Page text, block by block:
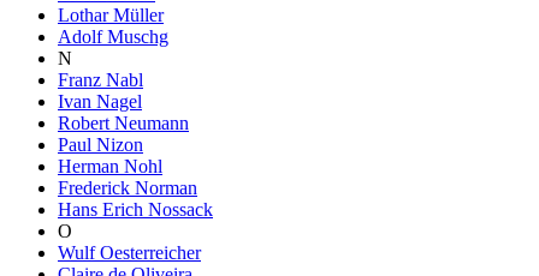
Lothar Müller
Adolf Muschg
N
Franz Nabl
Ivan Nagel
Robert Neumann
Paul Nizon
Herman Nohl
Frederick Norman
Hans Erich Nossack
O
Wulf Oesterreicher